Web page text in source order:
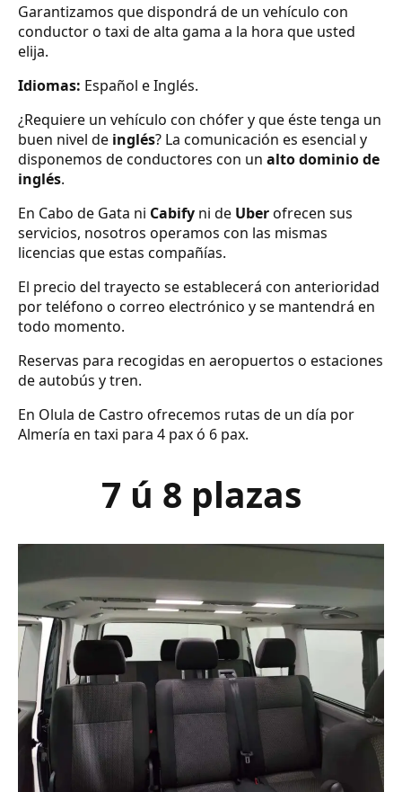
Garantizamos que dispondrá de un vehículo con
conductor o taxi de alta gama a la hora que usted
elija.
Idiomas: Español e Inglés.
¿Requiere un vehículo con chófer y que éste tenga un
buen nivel de inglés? La comunicación es esencial y
disponemos de conductores con un alto dominio de
inglés.
En Cabo de Gata ni Cabify ni de Uberofrecen sus
servicios, nosotros operamos con las mismas
licencias que estas compañías.
El precio del trayecto se establecerá con anterioridad
por teléfono o correo electrónico y se mantendrá en
todo momento.
Reservas para recogidas en aeropuertos o estaciones
de autobús y tren.
En Olula de Castro ofrecemos rutas de un día por
Almería en taxi para 4 pax ó 6 pax.
7 ú 8 plazas